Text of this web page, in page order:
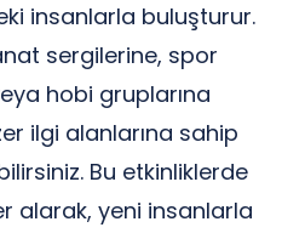
insanlarla buluşturur.
sergilerine, spor
hobi gruplarına
ilgi alanlarına sahip
Bu etkinliklerde
alarak, yeni insanlarla